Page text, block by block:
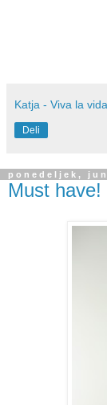
Katja - Viva la
Deli
ponedeljek,
Must